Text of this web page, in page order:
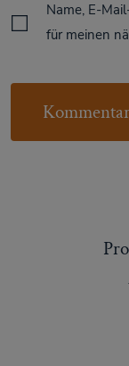
Name, E-
für meinen